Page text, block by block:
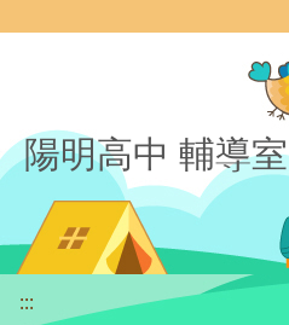
陽明高中 輔導室
:::